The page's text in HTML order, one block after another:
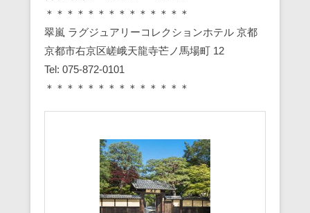
＊＊＊＊＊＊＊＊＊＊＊＊＊＊
翠嵐 ラグジュアリーコレクションホテル 京都
京都市右京区嵯峨天龍寺芒ノ馬場町 12
Tel: 075-872-0101
＊＊＊＊＊＊＊＊＊＊＊＊＊＊